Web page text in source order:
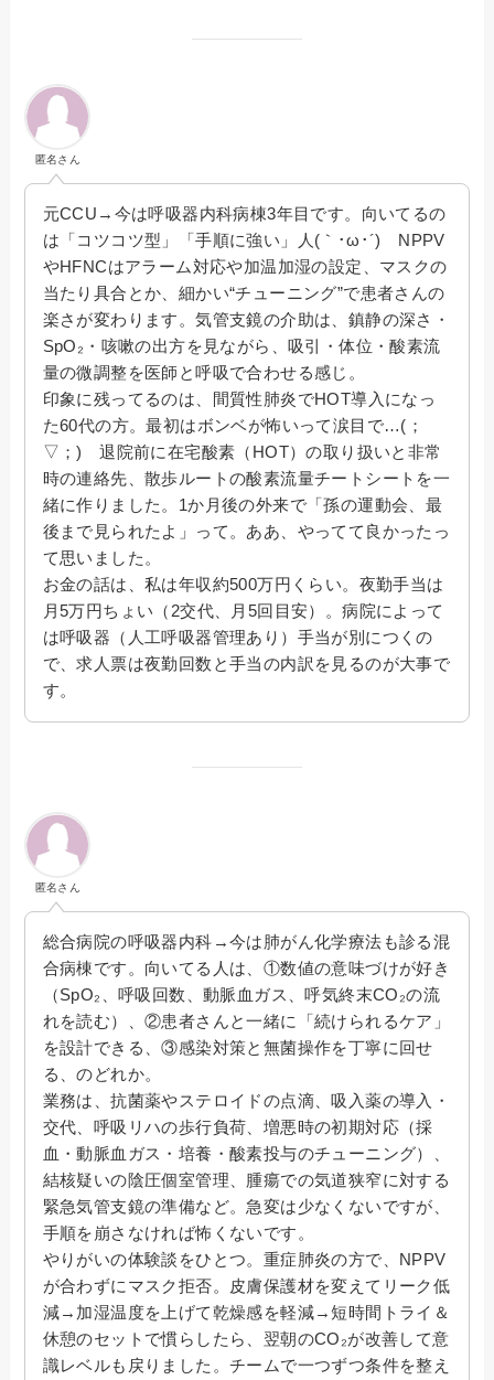
匿名さん
元CCU→今は呼吸器内科病棟3年目です。向いてるの
は「コツコツ型」「手順に強い」人(｀･ω･´) NPPV
やHFNCはアラーム対応や加温加湿の設定、マスクの
当たり具合とか、細かい“チューニング”で患者さんの
楽さが変わります。気管支鏡の介助は、鎮静の深さ・
SpO₂・咳嗽の出方を見ながら、吸引・体位・酸素流
量の微調整を医師と呼吸で合わせる感じ。
印象に残ってるのは、間質性肺炎でHOT導入になっ
た60代の方。最初はボンベが怖いって涙目で…(；
▽；) 退院前に在宅酸素（HOT）の取り扱いと非常
時の連絡先、散歩ルートの酸素流量チートシートを一
緒に作りました。1か月後の外来で「孫の運動会、最
後まで見られたよ」って。ああ、やってて良かったっ
て思いました。
お金の話は、私は年収約500万円くらい。夜勤手当は
月5万円ちょい（2交代、月5回目安）。病院によって
は呼吸器（人工呼吸器管理あり）手当が別につくの
で、求人票は夜勤回数と手当の内訳を見るのが大事で
す。
匿名さん
総合病院の呼吸器内科→今は肺がん化学療法も診る混
合病棟です。向いてる人は、①数値の意味づけが好き
（SpO₂、呼吸回数、動脈血ガス、呼気終末CO₂の流
れを読む）、②患者さんと一緒に「続けられるケア」
を設計できる、③感染対策と無菌操作を丁寧に回せ
る、のどれか。
業務は、抗菌薬やステロイドの点滴、吸入薬の導入・
交代、呼吸リハの歩行負荷、増悪時の初期対応（採
血・動脈血ガス・培養・酸素投与のチューニング）、
結核疑いの陰圧個室管理、腫瘍での気道狭窄に対する
緊急気管支鏡の準備など。急変は少なくないですが、
手順を崩さなければ怖くないです。
やりがいの体験談をひとつ。重症肺炎の方で、NPPV
が合わずにマスク拒否。皮膚保護材を変えてリーク低
減→加湿温度を上げて乾燥感を軽減→短時間トライ＆
休憩のセットで慣らしたら、翌朝のCO₂が改善して意
識レベルも戻りました。チームで一つずつ条件を整え